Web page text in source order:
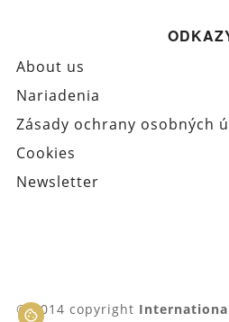
About us
Nariadenia
Zásady ochrany osobných
Cookies
Newsletter
© 2014 copyright